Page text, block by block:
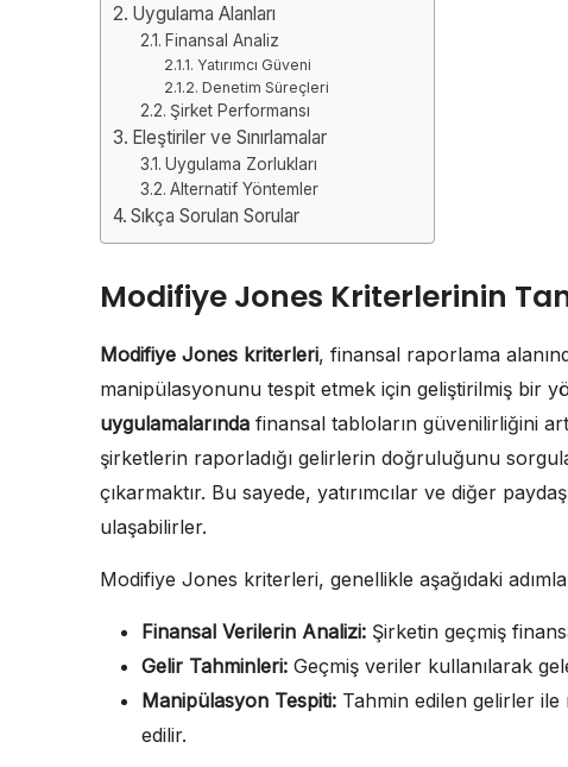
Uygulama Alanları
Finansal Analiz
Yatırımcı Güveni
Denetim Süreçleri
Şirket Performansı
Eleştiriler ve Sınırlamalar
Uygulama Zorlukları
Alternatif Yöntemler
Sıkça Sorulan Sorular
Modifiye Jones Kriterlerinin
Modifiye Jones kriterleri, finansal raporlama
manipülasyonunu tespit etmek için geliştirilmiş bir
uygulamalarında finansal tabloların güvenilirliğini
şirketlerin raporladığı gelirlerin doğruluğunu
çıkarmaktır. Bu sayede, yatırımcılar ve diğer
ulaşabilirler.
Modifiye Jones kriterleri, genellikle aşağıdaki
Finansal Verilerin Analizi: Şirketin geçmiş
Gelir Tahminleri: Geçmiş veriler kullanılarak
Manipülasyon Tespiti: Tahmin edilen gelirler
edilir.